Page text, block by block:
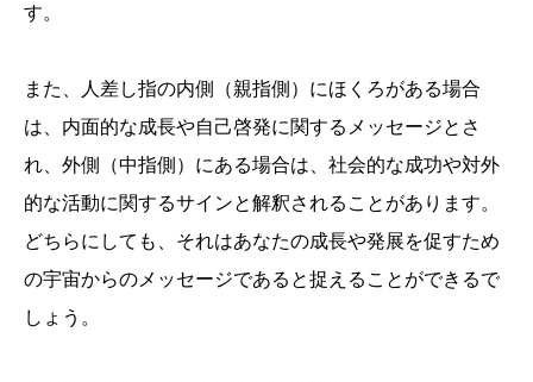
す。
また、人差し指の内側（親指側）にほくろがある場合
は、内面的な成長や自己啓発に関するメッセージとさ
れ、外側（中指側）にある場合は、社会的な成功や対外
的な活動に関するサインと解釈されることがあります。
どちらにしても、それはあなたの成長や発展を促すため
の宇宙からのメッセージであると捉えることができるで
しょう。